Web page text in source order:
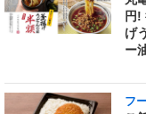
円!
げ
ー
フ